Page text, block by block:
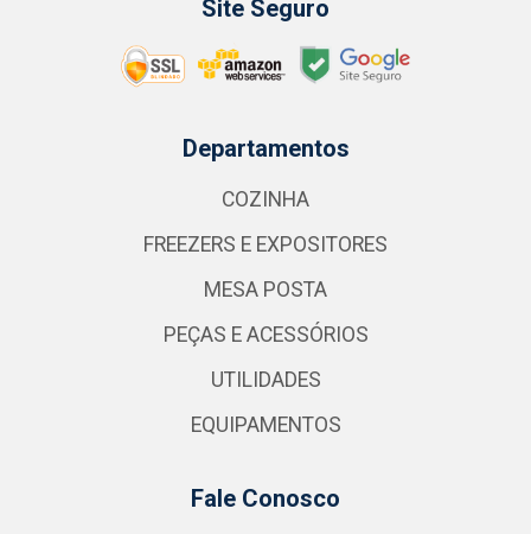
Site Seguro
Departamentos
COZINHA
FREEZERS E EXPOSITORES
MESA POSTA
PEÇAS E ACESSÓRIOS
UTILIDADES
EQUIPAMENTOS
Fale Conosco